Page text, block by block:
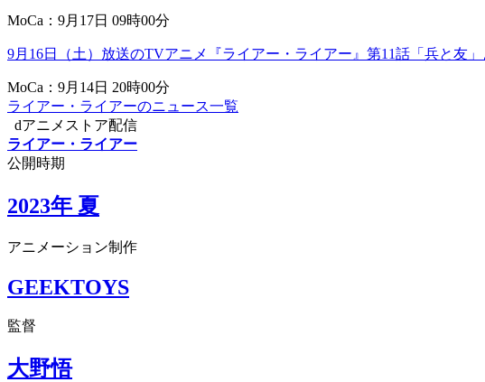
MoCa：9月17日 09時00分
9月16日（土）放送のTVアニメ『ライアー・ライアー』第11話「兵と友
MoCa：9月14日 20時00分
ライアー・ライアーのニュース一覧
dアニメストア配信
ライアー・ライアー
公開時期
2023年 夏
アニメーション制作
GEEKTOYS
監督
大野悟